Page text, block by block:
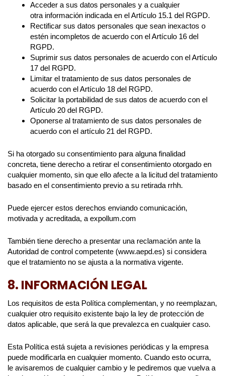
Acceder a sus datos personales y a cualquier
otra información indicada en el Artículo 15.1 del RGPD.
Rectificar sus datos personales que sean inexactos o
estén incompletos de acuerdo con el Artículo 16 del
RGPD.
Suprimir sus datos personales de acuerdo con el Artículo
17 del RGPD.
Limitar el tratamiento de sus datos personales de
acuerdo con el Artículo 18 del RGPD.
Solicitar la portabilidad de sus datos de acuerdo con el
Artículo 20 del RGPD.
Oponerse al tratamiento de sus datos personales de
acuerdo con el artículo 21 del RGPD.
Si ha otorgado su consentimiento para alguna finalidad
concreta, tiene derecho a retirar el consentimiento otorgado en
cualquier momento, sin que ello afecte a la licitud del tratamiento
basado en el consentimiento previo a su retirada rrhh.
Puede ejercer estos derechos enviando comunicación,
motivada y acreditada, a expollum.com
También tiene derecho a presentar una reclamación ante la
Autoridad de control competente (www.aepd.es) si considera
que el tratamiento no se ajusta a la normativa vigente.
8. INFORMACIÓN LEGAL
Los requisitos de esta Política complementan, y no reemplazan,
cualquier otro requisito existente bajo la ley de protección de
datos aplicable, que será la que prevalezca en cualquier caso.
Esta Política está sujeta a revisiones periódicas y la empresa
puede modificarla en cualquier momento. Cuando esto ocurra,
le avisaremos de cualquier cambio y le pediremos que vuelva a